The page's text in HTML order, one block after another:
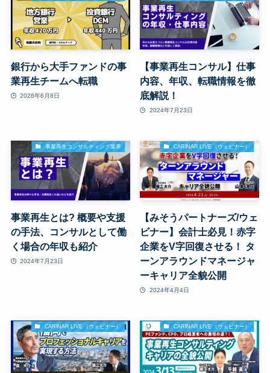
銀行から大手ファンドの事
業再生チームへ転職
2026年6月8日
【事業再生コンサル】仕事
内容、年収、転職情報を徹
底解説！
2024年7月23日
事業再生コンサルティング業界
事業再生とは? 概要や支援
の手法、コンサルとして働
く場合の年収も紹介
2024年7月23日
CARINAR LIVE（ウェビナー）
【みそうパートナーズ/ウェ
ビナー】会計士必見！赤字
企業をV字回復させる！ タ
ーンアラウンドマネージャ
ーキャリア全貌公開
2024年4月4日
CARINAR LIVE（ウェビナー） CARINAR LIVE（ウェビナー）